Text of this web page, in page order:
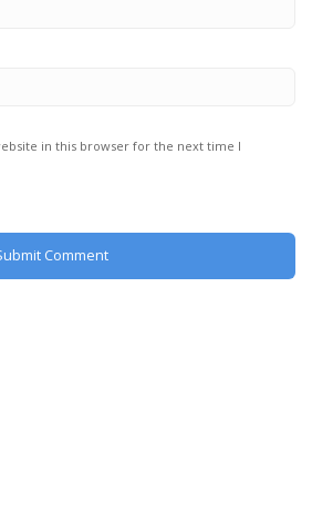
in this browser for the next time I